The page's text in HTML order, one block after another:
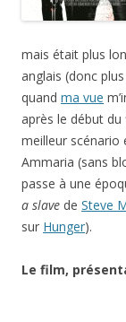
mais était plus
anglais (donc
quand ma vue
après le début du
meilleur scénario
Ammaria (sans
passe à une
a slave de Steve
sur Hunger).
Le film,